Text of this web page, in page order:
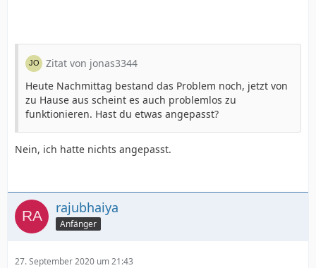
Zitat von jonas3344
Heute Nachmittag bestand das Problem noch, jetzt von
zu Hause aus scheint es auch problemlos zu
funktionieren. Hast du etwas angepasst?
Nein, ich hatte nichts angepasst.
rajubhaiya
Anfänger
27. September 2020 um 21:43